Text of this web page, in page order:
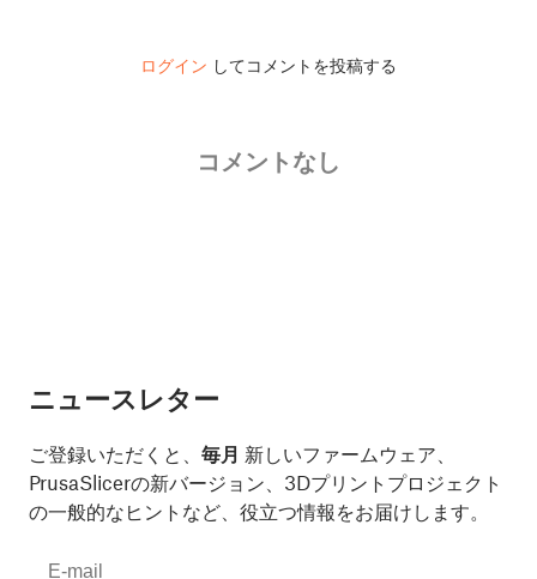
ログイン してコメントを投稿する
コメントなし
ニュースレター
ご登録いただくと、 毎月 新しいファームウェア、
PrusaSlicerの新バージョン、3Dプリントプロジェクト
の一般的なヒントなど、役立つ情報をお届けします。